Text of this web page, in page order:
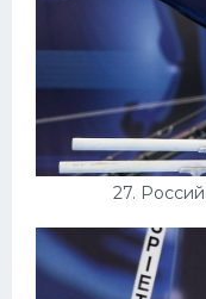
27.